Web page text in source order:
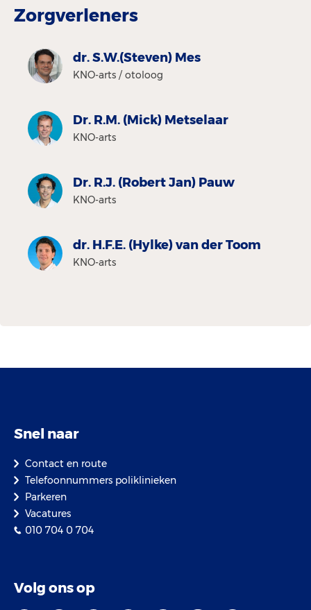
Zorgverleners
dr. S.W.(Steven) Mes
KNO-arts / otoloog
Dr. R.M. (Mick) Metselaar
KNO-arts
Dr. R.J. (Robert Jan) Pauw
KNO-arts
dr. H.F.E. (Hylke) van der Toom
KNO-arts
Snel naar
Contact en route
Telefoonnummers poliklinieken
Parkeren
Vacatures
010 704 0 704
Volg ons op